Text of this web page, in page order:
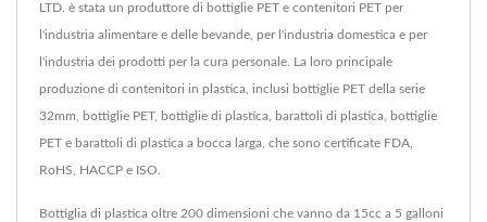
LTD. è stata un produttore di bottiglie PET e contenitori PET per
l'industria alimentare e delle bevande, per l'industria domestica e per
l'industria dei prodotti per la cura personale. La loro principale
produzione di contenitori in plastica, inclusi bottiglie PET della serie
32mm, bottiglie PET, bottiglie di plastica, barattoli di plastica, bottiglie
PET e barattoli di plastica a bocca larga, che sono certificate FDA,
RoHS, HACCP e ISO.
Bottiglia di plastica oltre 200 dimensioni che vanno da 15cc a 5 galloni